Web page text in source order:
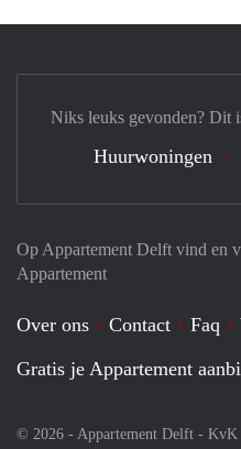
Op Appartement Delft vind en
Appartement
Over ons Contact Faq
Gratis je Appartement
© 2026 - Appartement Delft - KvK
Niks leuks gevonden? Dit
Huurwoningen